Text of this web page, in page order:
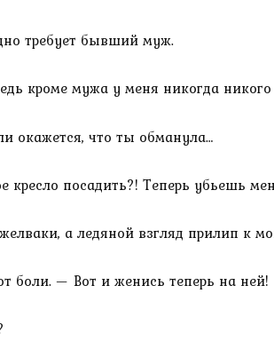
требует бывший муж.
кроме мужа у меня никогда
окажется, что ты обманула…
посадить?! Теперь убьешь
а ледяной взгляд прилип к
боли. — Вот и женись теперь на ней!